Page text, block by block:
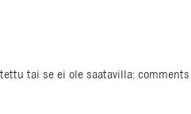
tai se ei ole saatavilla: comments